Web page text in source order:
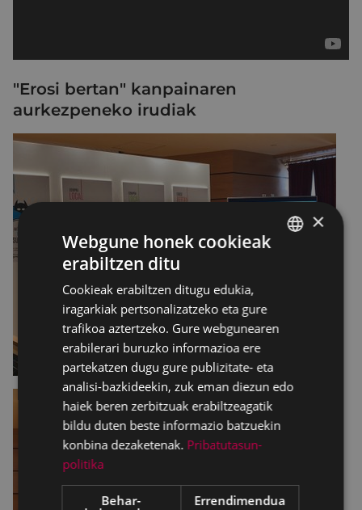
"Erosi bertan" kanpainaren
aurkezpeneko irudiak
×
Webgune honek cookieak
erabiltzen ditu
Cookieak erabiltzen ditugu edukia,
iragarkiak pertsonalizatzeko eta gure
trafikoa aztertzeko. Gure webgunearen
erabilerari buruzko informazioa ere
partekatzen dugu gure publizitate- eta
analisi-bazkideekin, zuk eman diezun edo
haiek beren zerbitzuak erabiltzeagatik
bildu duten beste informazio batzuekin
konbina dezaketenak. Pribatutasun-
politika
Behar-
Errendimendua